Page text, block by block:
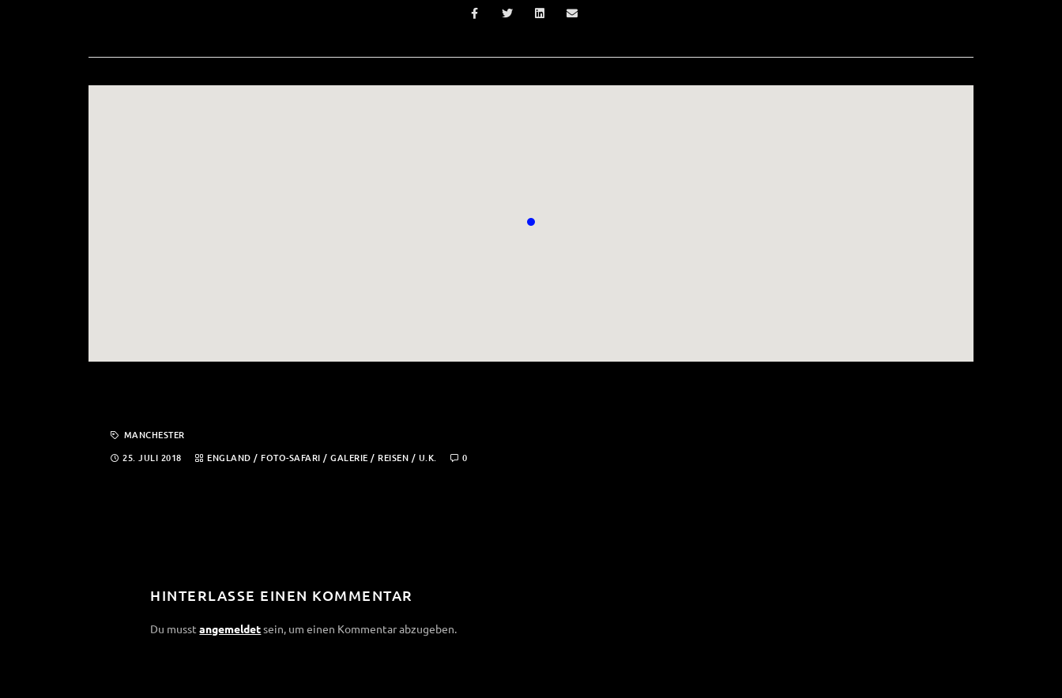
MANCHESTER
25. JULI 2018
ENGLAND / FOTO-SAFARI / GALERIE / REISEN / U.K. 0
HINTERLASSE EINEN KOMMENTAR
Du musstangemeldetsein, um einen Kommentar abzugeben.